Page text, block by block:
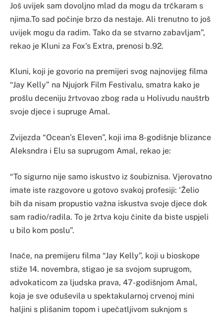
Još uvijek sam dovoljno mlad da mogu da trčkaram s
njima.To sad počinje brzo da nestaje. Ali trenutno to još
uvijek mogu da radim. Tako da se stvarno zabavljam”,
rekao je Kluni za Fox’s Extra, prenosi b.92.
Kluni, koji je govorio na premijeri svog najnovijeg filma
“Jay Kelly” na Njujork Film Festivalu, smatra kako je
prošlu deceniju žrtvovao zbog rada u Holivudu nauštrb
svoje djece i supruge Amal.
Zvijezda “Ocean’s Eleven”, koji ima 8-godišnje blizance
Aleksndra i Elu sa suprugom Amal, rekao je:
“To sigurno nije samo iskustvo iz šoubiznisa. Vjerovatno
imate iste razgovore u gotovo svakoj profesiji: ‘Želio
bih da nisam propustio važna iskustva svoje djece dok
sam radio/radila. To je žrtva koju činite da biste uspjeli
u bilo kom poslu”.
Inače, na premijeru filma “Jay Kelly”, koji u bioskope
stiže 14. novembra, stigao je sa svojom suprugom,
advokaticom za ljudska prava, 47-godišnjom Amal,
koja je sve oduševila u spektakularnoj crvenoj mini
haljini s plišanim topom i upečatljivom suknjom s